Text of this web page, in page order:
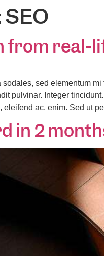
SEO
from real-
sodales, sed elementum
pulvinar. Integer
eleifend ac, enim. Sed ut
in 2